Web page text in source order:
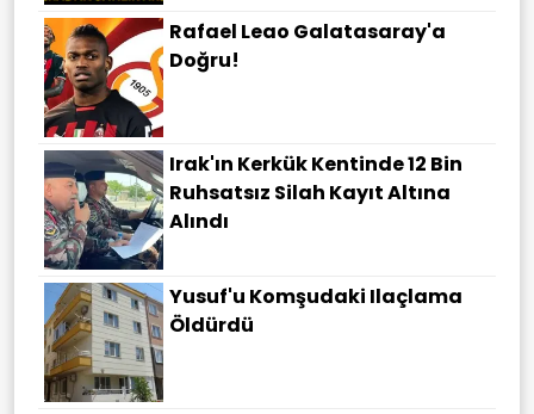
Rafael Leao Galatasaray'a
Doğru!
Irak'ın Kerkük Kentinde 12 Bin
Ruhsatsız Silah Kayıt Altına
Alındı
Yusuf'u Komşudaki Ilaçlama
Öldürdü